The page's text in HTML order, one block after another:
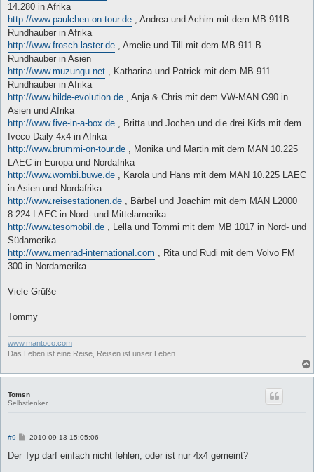
14.280 in Afrika
http://www.paulchen-on-tour.de , Andrea und Achim mit dem MB 911B
Rundhauber in Afrika
http://www.frosch-laster.de , Amelie und Till mit dem MB 911 B
Rundhauber in Asien
http://www.muzungu.net , Katharina und Patrick mit dem MB 911
Rundhauber in Afrika
http://www.hilde-evolution.de , Anja & Chris mit dem VW-MAN G90 in
Asien und Afrika
http://www.five-in-a-box.de , Britta und Jochen und die drei Kids mit dem
Iveco Daily 4x4 in Afrika
http://www.brummi-on-tour.de , Monika und Martin mit dem MAN 10.225
LAEC in Europa und Nordafrika
http://www.wombi.buwe.de , Karola und Hans mit dem MAN 10.225 LAEC
in Asien und Nordafrika
http://www.reisestationen.de , Bärbel und Joachim mit dem MAN L2000
8.224 LAEC in Nord- und Mittelamerika
http://www.tesomobil.de , Lella und Tommi mit dem MB 1017 in Nord- und
Südamerika
http://www.menrad-international.com , Rita und Rudi mit dem Volvo FM
300 in Nordamerika
Viele Grüße
Tommy
www.mantoco.com
Das Leben ist eine Reise, Reisen ist unser Leben...
Tomsn
Selbstlenker
#9
B
i
2010-09-13 15:05:06
Der Typ darf einfach nicht fehlen, oder ist nur 4x4 gemeint?